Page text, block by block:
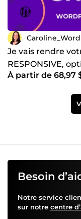
Je vais rendre
RESPONSIVE,
À partir de 68,97
Besoin
Notre service
sur notre centre